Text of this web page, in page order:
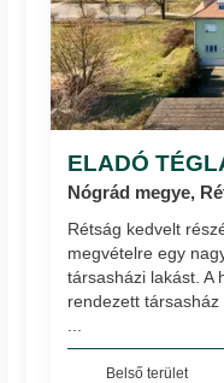
ELADÓ
Nógrád megye,
Rétság kedvelt
megvételre egy
társasházi lakást. A
rendezett
Belső terület